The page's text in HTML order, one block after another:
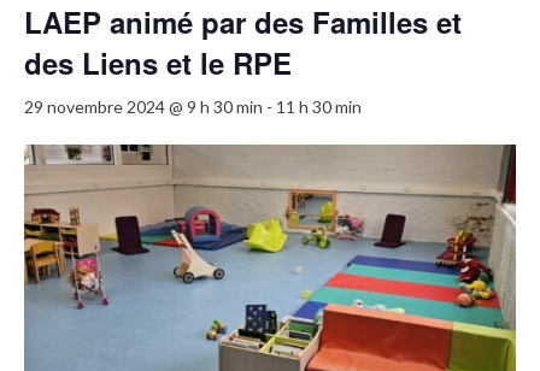
LAEP animé par des Familles et
des Liens et le RPE
29 novembre 2024 @ 9 h 30 min - 11 h 30 min